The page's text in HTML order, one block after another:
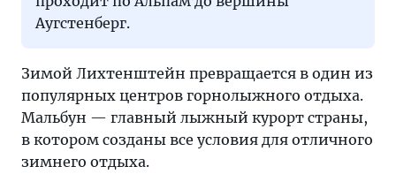
Аугстенберг.
Зимой Лихтенштейн превращается в один из
популярных центров горнолыжного отдыха.
Мальбун — главный лыжный курорт страны,
в котором созданы все условия для отличного
зимнего отдыха.